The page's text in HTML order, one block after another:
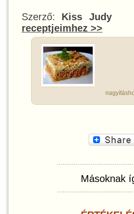
Szerző: Kiss Judy
receptjeimhez >>
Másoknak